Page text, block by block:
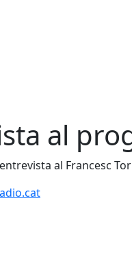
al
al Francesc